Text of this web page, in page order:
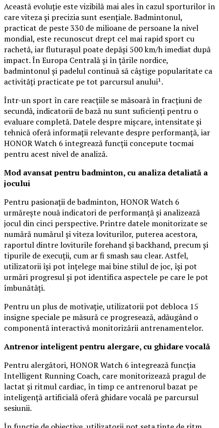
Această evoluție este vizibilă mai ales în cazul sporturilor în
care viteza și precizia sunt esențiale. Badmintonul,
practicat de peste 330 de milioane de persoane la nivel
mondial, este recunoscut drept cel mai rapid sport cu
rachetă, iar fluturașul poate depăși 500 km/h imediat după
impact. În Europa Centrală și în țările nordice,
badmintonul și padelul continuă să câștige popularitate ca
activități practicate pe tot parcursul anului¹.
Într-un sport în care reacțiile se măsoară în fracțiuni de
secundă, indicatorii de bază nu sunt suficienți pentru o
evaluare completă. Datele despre mișcare, intensitate și
tehnică oferă informații relevante despre performanță, iar
HONOR Watch 6 integrează funcții concepute tocmai
pentru acest nivel de analiză.
Mod avansat pentru badminton, cu analiza detaliată a
jocului
Pentru pasionații de badminton, HONOR Watch 6
urmărește nouă indicatori de performanță și analizează
jocul din cinci perspective. Printre datele monitorizate se
numără numărul și viteza loviturilor, puterea acestora,
raportul dintre loviturile forehand și backhand, precum și
tipurile de execuții, cum ar fi smash sau clear. Astfel,
utilizatorii își pot înțelege mai bine stilul de joc, își pot
urmări progresul și pot identifica aspectele pe care le pot
îmbunătăți.
Pentru un plus de motivație, utilizatorii pot debloca 15
insigne speciale pe măsură ce progresează, adăugând o
componentă interactivă monitorizării antrenamentelor.
Antrenor inteligent pentru alergare, cu ghidare vocală
Pentru alergători, HONOR Watch 6 integrează funcția
Intelligent Running Coach, care monitorizează pragul de
lactat și ritmul cardiac, în timp ce antrenorul bazat pe
inteligență artificială oferă ghidare vocală pe parcursul
sesiunii.